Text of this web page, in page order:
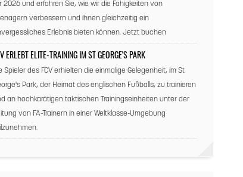
2026 und erfahren Sie, wie wir die Fähigkeiten von
verbessern und ihnen gleichzeitig ein
Erlebnis bieten können. Jetzt buchen
ERLEBT ELITE-TRAINING IM ST GEORGE'S PARK
Spieler des FCV erhielten die einmalige Gelegenheit, im St
Park, der Heimat des englischen Fußballs, zu trainieren
an hochkarätigen taktischen Trainingseinheiten unter der
von FA-Trainern in einer Weltklasse-Umgebung